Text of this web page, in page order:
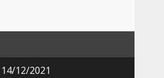
12/2021